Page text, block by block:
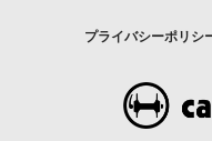
プライバシーポリシ